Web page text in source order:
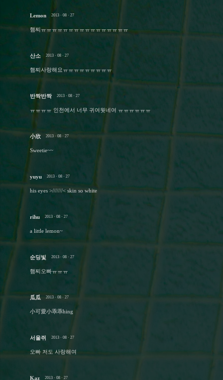
Lemon 2013 · 08 · 27
햄찌ㅠㅠㅠㅠㅠㅠㅠㅠㅠㅠㅠㅠㅠㅠㅠㅠ
산소 2013 · 08 · 27
햄찌사랑해요ㅠㅠㅠㅠㅠㅠㅠㅠㅠ
반짝반짝 2013 · 08 · 27
ㅠㅠㅠㅠ 인천에서 너무 귀여웟네여 ㅠㅠㅠㅠㅠㅠ
小欣 2013 · 08 · 27
Sweetie~~
yuyu 2013 · 08 · 27
his eyes >///////< skin so white
rihu 2013 · 08 · 27
a little lemon~
순딩빛 2013 · 08 · 27
햄찌오빠ㅠㅠㅠ
瓜瓜 2013 · 08 · 27
小可愛小乖乖hing
서울쥐 2013 · 08 · 27
오빠 저도 사랑해여
Kaz 2013 · 08 · 27